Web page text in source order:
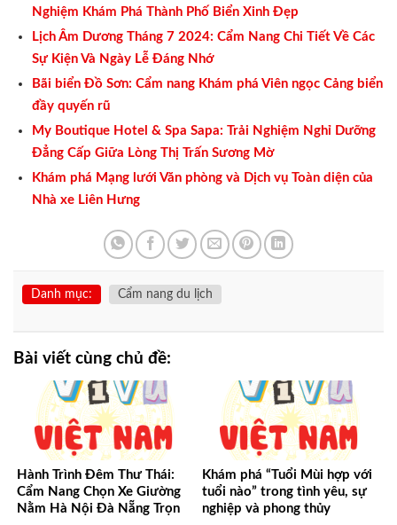
Nghiệm Khám Phá Thành Phố Biển Xinh Đẹp
Lịch Âm Dương Tháng 7 2024: Cẩm Nang Chi Tiết Về Các
Sự Kiện Và Ngày Lễ Đáng Nhớ
Bãi biển Đồ Sơn: Cẩm nang Khám phá Viên ngọc Cảng biển
đầy quyến rũ
My Boutique Hotel & Spa Sapa: Trải Nghiệm Nghỉ Dưỡng
Đẳng Cấp Giữa Lòng Thị Trấn Sương Mờ
Khám phá Mạng lưới Văn phòng và Dịch vụ Toàn diện của
Nhà xe Liên Hưng
Danh mục: Cẩm nang du lịch
Bài viết cùng chủ đề:
Hành Trình Đêm Thư Thái:
Cẩm Nang Chọn Xe Giường
Nằm Hà Nội Đà Nẵng Trọn
Khám phá “Tuổi Mùi hợp với
tuổi nào” trong tình yêu, sự
nghiệp và phong thủy